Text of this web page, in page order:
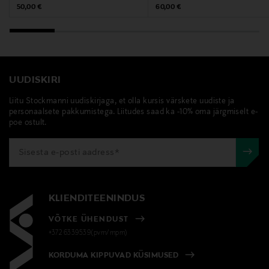
Märksõnad
enamel copenhagen, käevõru, ehe, kullatud käevõru,
Original Price
50,00 €
Original Price
60,00 €
UUDISKIRI
Liitu Stockmanni uudiskirjaga, et olla kursis värskete uudiste ja
personaalsete pakkumistega. Liitudes saad ka -10% oma järgmiselt e-
poe ostult.
KLIENDITEENINDUS
VÕTKE ÜHENDUST
+372 6339539(pvm/mpm)
KORDUMA KIPPUVAD KÜSIMUSED